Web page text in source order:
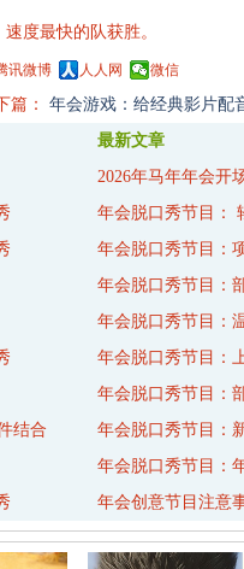
度最快的队获胜。
讯微博 人人网 微信
篇： 年会游戏：给经典影片配
最新文章
结合
2026年马年年会开
年会脱口秀节目：
年会脱口秀节目：
年会脱口秀节目：
年会脱口秀节目：
年会脱口秀节目：
年会脱口秀节目：
年会脱口秀节目：
年会脱口秀节目：
年会创意节目注意